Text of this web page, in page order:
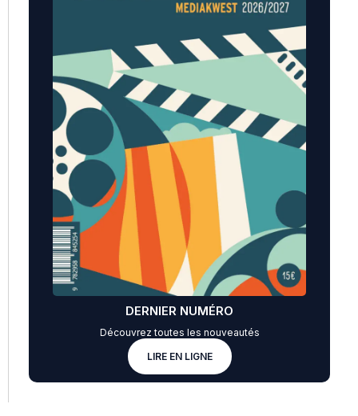
DERNIER NUMÉRO
Découvrez toutes les nouveautés
LIRE EN LIGNE